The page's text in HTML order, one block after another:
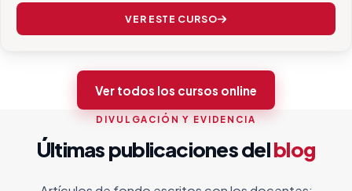
VER ESTE CURSO
Ver todos los cursos online
DIVULGACIÓN Y EVIDENCIA
Últimas publicaciones delblog